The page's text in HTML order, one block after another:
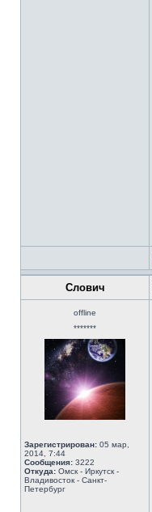
Слович
offline
*******
Зарегистрирован: 05 мар,
2014, 7:44
Сообщения: 3222
Откуда: Омск - Иркутск -
Владивосток - Санкт-
Петербург